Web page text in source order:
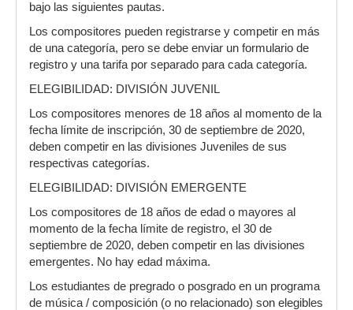
bajo las siguientes pautas.
Los compositores pueden registrarse y competir en más
de una categoría, pero se debe enviar un formulario de
registro y una tarifa por separado para cada categoría.
ELEGIBILIDAD: DIVISIÓN JUVENIL
Los compositores menores de 18 años al momento de la
fecha límite de inscripción, 30 de septiembre de 2020,
deben competir en las divisiones Juveniles de sus
respectivas categorías.
ELEGIBILIDAD: DIVISIÓN EMERGENTE
Los compositores de 18 años de edad o mayores al
momento de la fecha límite de registro, el 30 de
septiembre de 2020, deben competir en las divisiones
emergentes. No hay edad máxima.
Los estudiantes de pregrado o posgrado en un programa
de música / composición (o no relacionado) son elegibles